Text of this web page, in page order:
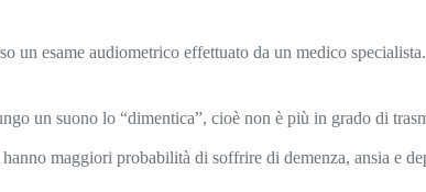
un esame audiometrico effettuato da un medico specialista.
un suono lo “dimentica”, cioè non è più in grado di
maggiori probabilità di soffrire di demenza, ansia e